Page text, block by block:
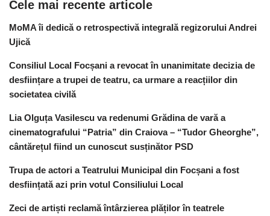
Cele mai recente articole
MoMA îi dedică o retrospectivă integrală regizorului Andrei
Ujică
Consiliul Local Focșani a revocat în unanimitate decizia de
desființare a trupei de teatru, ca urmare a reacțiilor din
societatea civilă
Lia Olguța Vasilescu va redenumi Grădina de vară a
cinematografului “Patria” din Craiova – “Tudor Gheorghe”,
cântărețul fiind un cunoscut susținător PSD
Trupa de actori a Teatrului Municipal din Focșani a fost
desființată azi prin votul Consiliului Local
Zeci de artiști reclamă întârzierea plăților în teatrele